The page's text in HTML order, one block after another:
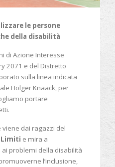
le persone
della disabilità
di Azione Interesse
2071 e del Distretto
sulla linea indicata
Holger Knaack, per
portare
viene dai ragazzi del
Limiti e mira a
problemi della disabilità
l’inclusione,